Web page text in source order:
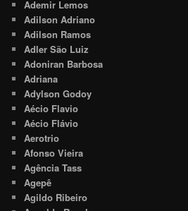
Ademir Lemos
Adilson Adriano
Adilson Ramos
Adler São Luiz
Adoniran Barbosa
Adriana
Adylson Godoy
Aécio Flavio
Aécio Flávio
Aerotrio
Afonso Vieira
Agência Tass
Agepê
Agildo Ribeiro